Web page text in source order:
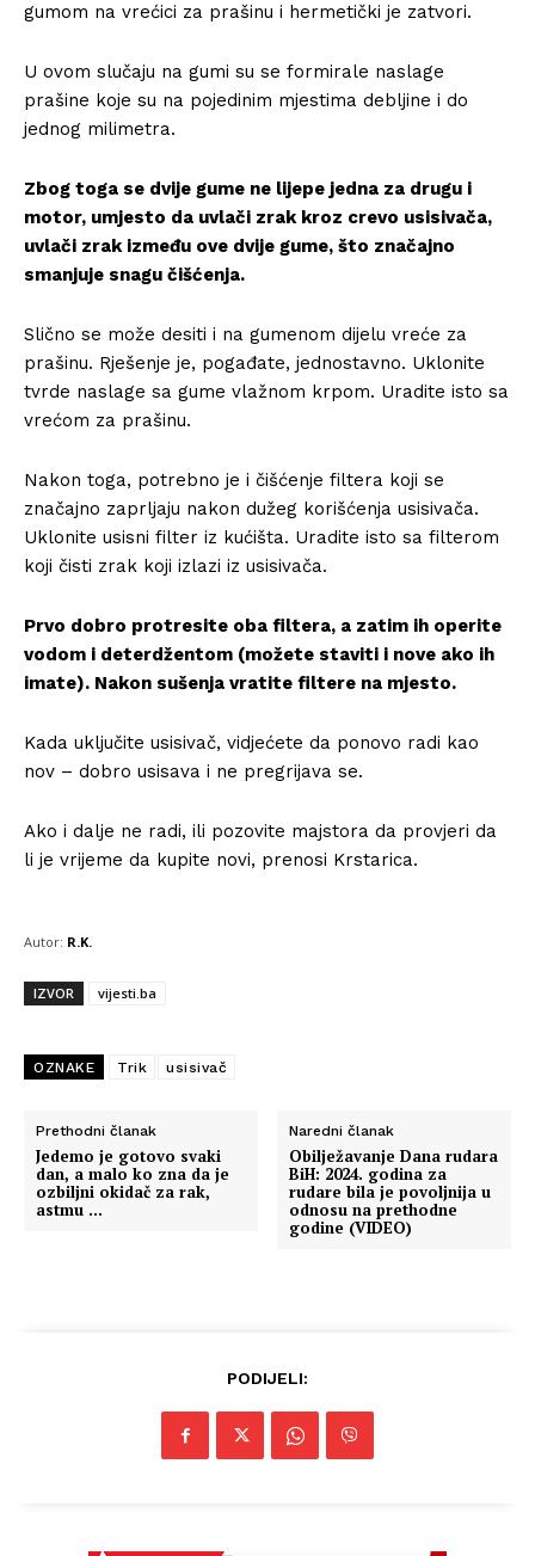
gumom na vrećici za prašinu i hermetički je zatvori.
U ovom slučaju na gumi su se formirale naslage
prašine koje su na pojedinim mjestima debljine i do
jednog milimetra.
Zbog toga se dvije gume ne lijepe jedna za drugu i
motor, umjesto da uvlači zrak kroz crevo usisivača,
uvlači zrak između ove dvije gume, što značajno
smanjuje snagu čišćenja.
Slično se može desiti i na gumenom dijelu vreće za
prašinu. Rješenje je, pogađate, jednostavno. Uklonite
tvrde naslage sa gume vlažnom krpom. Uradite isto sa
vrećom za prašinu.
Nakon toga, potrebno je i čišćenje filtera koji se
značajno zaprljaju nakon dužeg korišćenja usisivača.
Uklonite usisni filter iz kućišta. Uradite isto sa filterom
koji čisti zrak koji izlazi iz usisivača.
Prvo dobro protresite oba filtera, a zatim ih operite
vodom i deterdžentom (možete staviti i nove ako ih
imate). Nakon sušenja vratite filtere na mjesto.
Kada uključite usisivač, vidjećete da ponovo radi kao
nov – dobro usisava i ne pregrijava se.
Ako i dalje ne radi, ili pozovite majstora da provjeri da
li je vrijeme da kupite novi, prenosi Krstarica.
Autor: R.K.
IZVOR vijesti.ba
OZNAKE Trik usisivač
Prethodni članak
Jedemo je gotovo svaki
dan, a malo ko zna da je
ozbiljni okidač za rak,
astmu …
Naredni članak
Obilježavanje Dana rudara
BiH: 2024. godina za
rudare bila je povoljnija u
odnosu na prethodne
godine (VIDEO)
PODIJELI: